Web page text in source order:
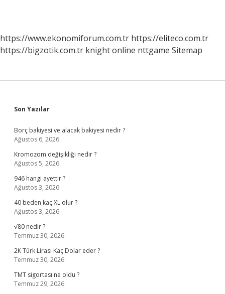
https://www.ekonomiforum.com.tr https://eliteco.com.tr
https://bigzotik.com.tr knight online nttgame Sitemap
Sidebar
Son Yazılar
Borç bakiyesi ve alacak bakiyesi nedir ?
Ağustos 6, 2026
Kromozom değişikliği nedir ?
Ağustos 5, 2026
946 hangi ayettir ?
Ağustos 3, 2026
40 beden kaç XL olur ?
Ağustos 3, 2026
√80 nedir ?
Temmuz 30, 2026
2K Türk Lirası Kaç Dolar eder ?
Temmuz 30, 2026
TMT sigortası ne oldu ?
Temmuz 29, 2026